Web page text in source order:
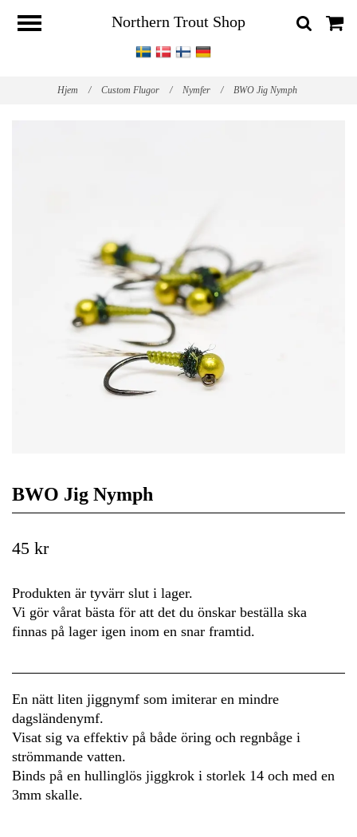
Northern Trout Shop
Hjem / Custom Flugor / Nymfer / BWO Jig Nymph
BWO Jig Nymph
45 kr
Produkten är tyvärr slut i lager.
Vi gör vårat bästa för att det du önskar beställa ska
finnas på lager igen inom en snar framtid.
En nätt liten jiggnymf som imiterar en mindre
dagsländenymf.
Visat sig va effektiv på både öring och regnbåge i
strömmande vatten.
Binds på en hullinglös jiggkrok i storlek 14 och med en
3mm skalle.